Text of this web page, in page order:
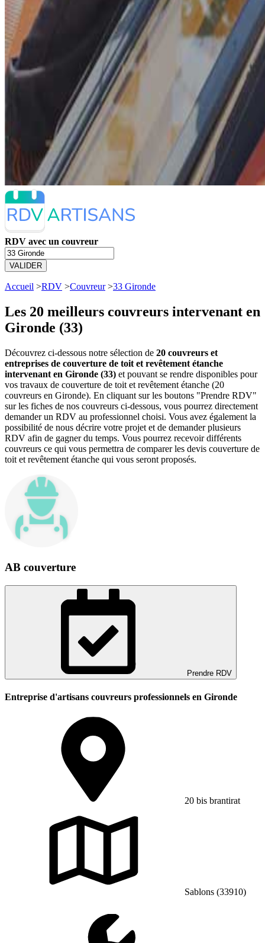
RDV avec un couvreur
VALIDER
Accueil >RDV >Couvreur>33 Gironde
Les 20 meilleurs couvreurs intervenant en
Gironde (33)
Découvrez ci-dessous notre sélection de 20 couvreurs et
entreprises de couverture de toit et revêtement étanche
intervenant en Gironde (33) et pouvant se rendre disponibles pour
vos travaux de couverture de toit et revêtement étanche (20
couvreurs en Gironde). En cliquant sur les boutons "Prendre RDV"
sur les fiches de nos couvreurs ci-dessous, vous pourrez directement
demander un RDV au professionnel choisi. Vous avez également la
possibilité de nous décrire votre projet et de demander plusieurs
RDV afin de gagner du temps. Vous pourrez recevoir différents
couvreurs ce qui vous permettra de comparer les devis couverture de
toit et revêtement étanche qui vous seront proposés.
AB couverture
Prendre RDV
Entreprise d'artisans couvreurs professionnels en Gironde
20 bis brantirat
Sablons (33910)